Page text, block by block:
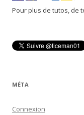
r
c
e
r
Pour plus de tutos, de
MÉTA
Connexion